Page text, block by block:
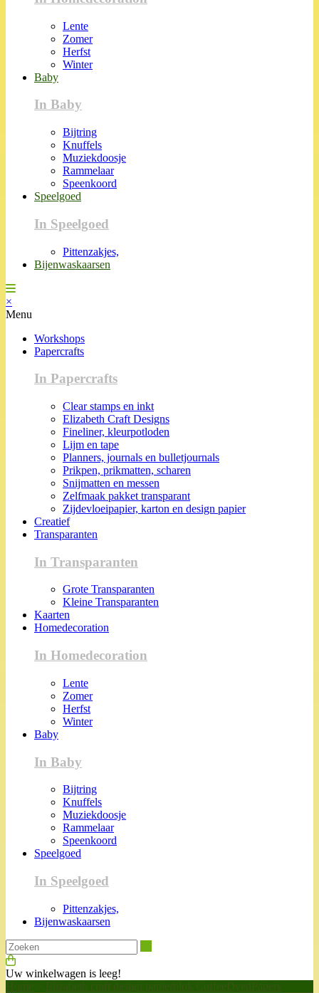
Lente
Zomer
Herfst
Winter
Baby
In Baby
Bijtring
Knuffels
Muziekdoosje
Rammelaar
Speenkoord
Speelgoed
In Speelgoed
Pittenzakjes,
Bijenwaskaarsen
×
Menu
Workshops
Papercrafts
In Papercrafts
Clear stamps en inkt
Elizabeth Craft Designs
Fineliner, kleurpotloden
Lijm en tape
Planners, journals en bulletjournals
Prikpen, prikmatten, scharen
Snijmatten en messen
Zelfmaak pakket transparant
Zijdevloeipapier, karton en design papier
Creatief
Transparanten
In Transparanten
Grote Transparanten
Kleine Transparanten
Kaarten
Homedecoration
In Homedecoration
Lente
Zomer
Herfst
Winter
Baby
In Baby
Bijtring
Knuffels
Muziekdoosje
Rammelaar
Speenkoord
Speelgoed
In Speelgoed
Pittenzakjes,
Bijenwaskaarsen
Uw winkelwagen is leeg!
Home
Elizabeth craft design papierblok CoffeeDyedPapers